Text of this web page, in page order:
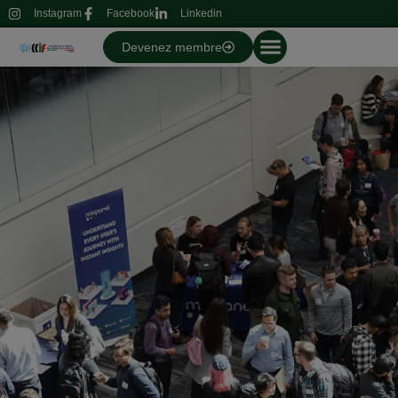
Instagram Facebook Linkedin
Devenez membre